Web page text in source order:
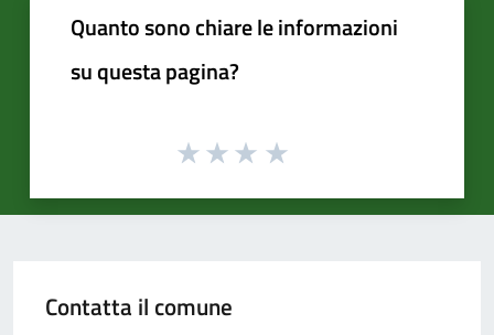
Quanto sono chiare le informazioni
su questa pagina?
Contatta il comune